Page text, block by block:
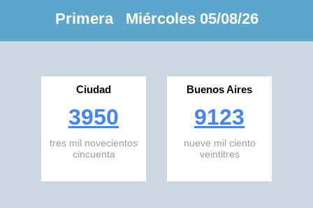
Primera Miércoles 05/08/26
Ciudad
3950
tres mil novecientos
cincuenta
Buenos Aires
9123
nueve mil ciento
veintitres